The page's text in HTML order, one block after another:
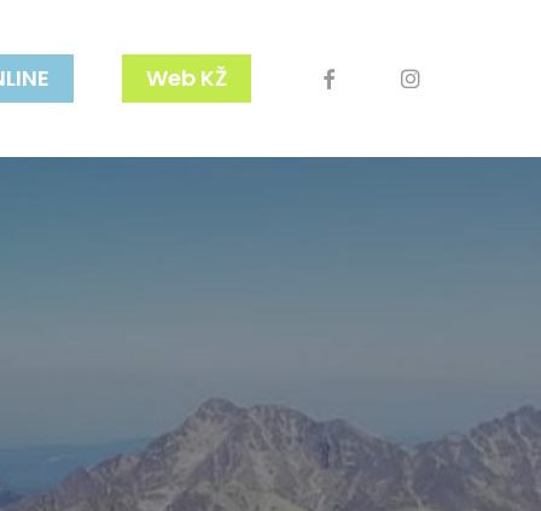
Web KŽ facebook
youtubeinstagram